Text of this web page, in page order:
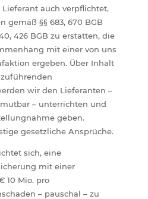
Lieferant auch verpflichtet,
gemäß §§ 683, 670 BGB
426 BGB zu erstatten, die
mit einer von uns
ergeben. Über Inhalt
wir den Lieferanten –
– unterrichten und
geben.
gesetzliche Ansprüche.
sich, eine
mit einer
10 Mio. pro
– pauschal – zu